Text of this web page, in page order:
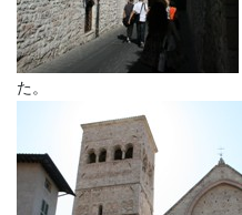
た。